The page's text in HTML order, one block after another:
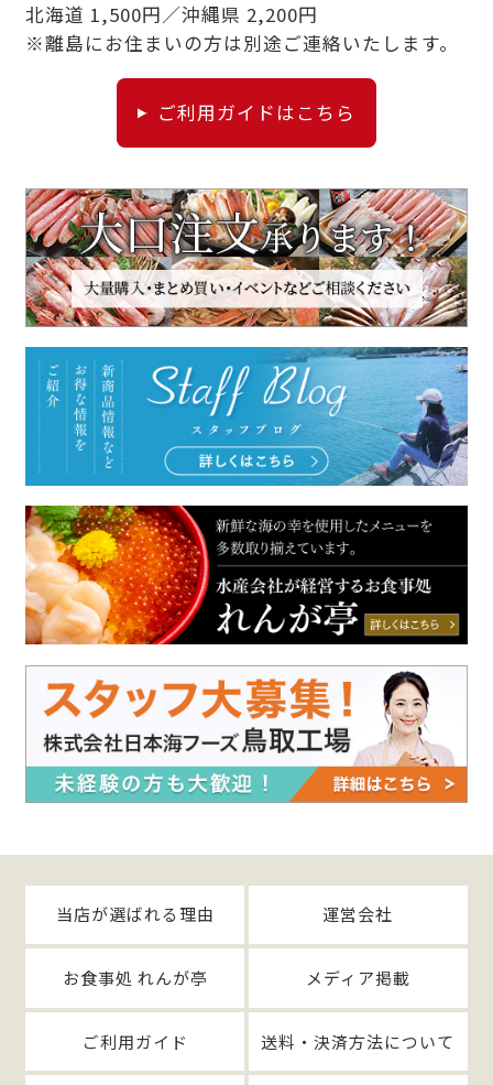
北海道 1,500円／沖縄県 2,200円
※離島にお住まいの方は別途ご連絡いたします。
ご利用ガイドはこちら
当店が選ばれる理由 運営会社
お食事処 れんが亭 メディア掲載
ご利用ガイド 送料・決済方法について